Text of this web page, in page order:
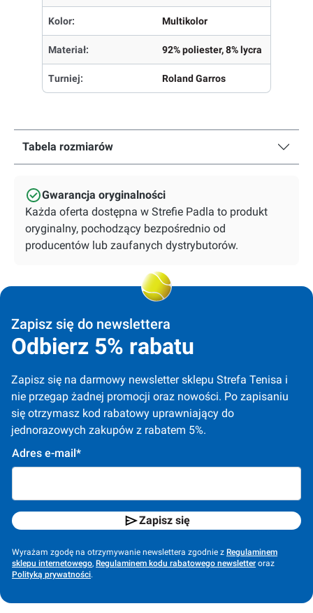
Kolor: Multikolor
Materiał: 92% poliester, 8% lycra
Turniej: Roland Garros
Tabela rozmiarów
Gwarancja oryginalności
Każda oferta dostępna w Strefie Padla to produkt
oryginalny, pochodzący bezpośrednio od
producentów lub zaufanych dystrybutorów.
Zapisz się do newslettera
Odbierz 5% rabatu
Zapisz się na darmowy newsletter sklepu Strefa Tenisa i
nie przegap żadnej promocji oraz nowości. Po zapisaniu
się otrzymasz kod rabatowy uprawniający do
jednorazowych zakupów z rabatem 5%.
Adres e-mail*
Zapisz się
Wyrażam zgodę na otrzymywanie newslettera zgodnie z Regulaminem
sklepu internetowego, Regulaminem kodu rabatowego newsletter oraz
Polityką prywatności.